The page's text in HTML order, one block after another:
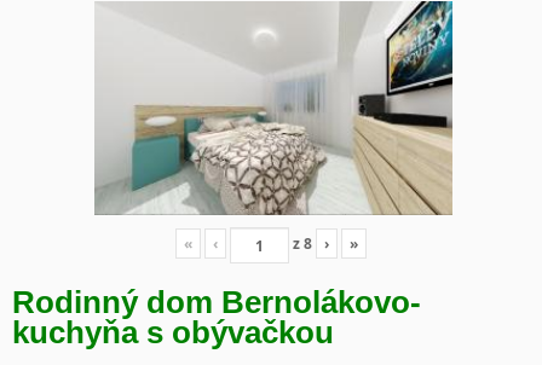
« ‹ z8 › »
Rodinný dom Bernolákovo-
kuchyňa s obývačkou